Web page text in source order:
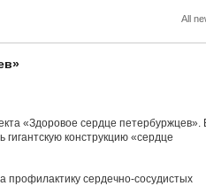
All
«Здоровое сердце петербуржцев».
конструкцию «сердце
сердечно-сосудистых